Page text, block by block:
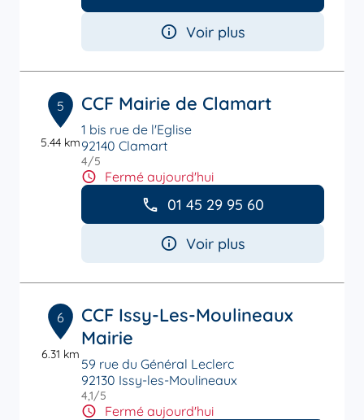
Voir plus
5
5.44 km
CCF Mairie de Clamart
1 bis rue de l'Eglise
92140 Clamart
4/5
Fermé aujourd'hui
01 45 29 95 60
Voir plus
6
6.31 km
CCF Issy-Les-Moulineaux
Mairie
59 rue du Général Leclerc
92130 Issy-les-Moulineaux
4,1/5
Fermé aujourd'hui